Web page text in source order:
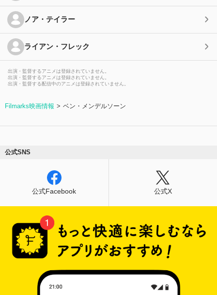
ノア・テイラー
ライアン・フレック
出演・監督するアニメは登録されていません。
出演・監督するアニメは登録されていません。
出演・監督する配信中のアニメは登録されていません。
Filmarks映画情報 ベン・メンデルソーン
公式SNS
公式Facebook 公式X